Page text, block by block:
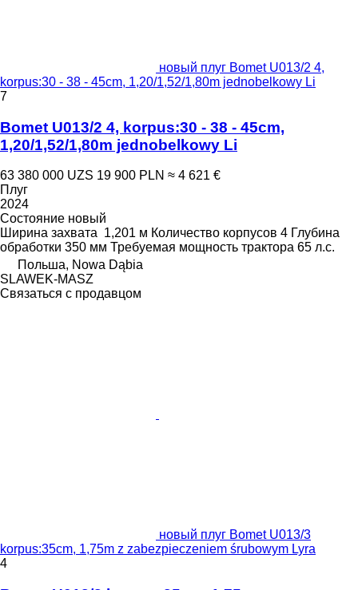
новый плуг Bomet U013/2 4,
korpus:30 - 38 - 45cm, 1,20/1,52/1,80m jednobelkowy Li
7
Bomet U013/2 4, korpus:30 - 38 - 45cm,
1,20/1,52/1,80m jednobelkowy Li
63 380 000 UZS 19 900 PLN ≈ 4 621 €
Плуг
2024
Состояние новый
Ширина захвата 1,201 м Количество корпусов 4 Глубина
обработки 350 мм Требуемая мощность трактора 65 л.с.
Польша, Nowa Dąbia
SLAWEK-MASZ
Связаться с продавцом
новый плуг Bomet U013/3
korpus:35cm, 1,75m z zabezpieczeniem śrubowym Lyra
4